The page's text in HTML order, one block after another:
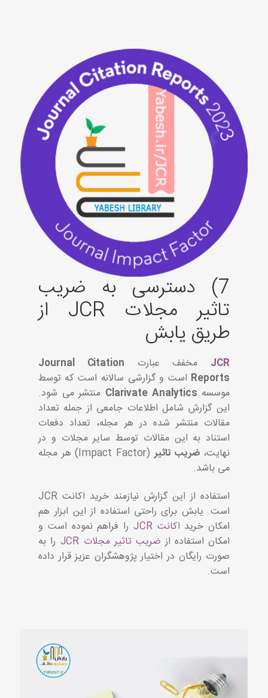
7) دسترسی به ضریب
تاثیر مجلات JCR از
طریق یابش
JCR مخفف عبارت Journal Citation
Reports است و گزارشی سالانه است که توسط
موسسه Clarivate Analytics منتشر می شود.
این گزارش شامل اطلاعات جامعی از جمله تعداد
مقالات منتشر شده در هر مجله، تعداد دفعات
استناد به این مقالات توسط سایر مجلات و در
نهایت،ضریب تاثیر
(Impact Factor) هر مجله
می باشد.
استفاده از این گزارش نیازمند خرید اکانت JCR
است. یابش برای راحتی استفاده از این ابزار هم
امکان خرید اکانت JCR
را فراهم نموده است و
امکان استفاده از ضریب تاثیر مجلات JCR
را به
صورت رایگان در اختیار پژوهشگران عزیز قرار داده
است.